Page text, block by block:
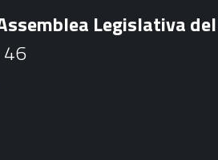
Legislativa
46